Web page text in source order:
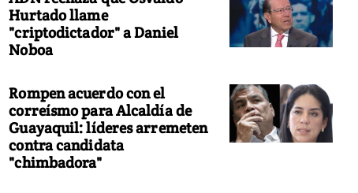
Hurtado llame
"criptodictador" a Daniel
Noboa
Rompen acuerdo con el
correísmo para Alcaldía de
Guayaquil: líderes arremeten
contra candidata
"chimbadora"